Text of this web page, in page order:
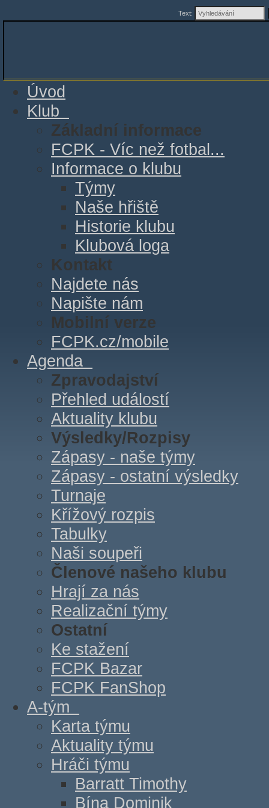
Text:
Úvod
Klub
Základní informace
FCPK - Víc než fotbal...
Informace o klubu
Týmy
Naše hřiště
Historie klubu
Klubová loga
Kontakt
Najdete nás
Napište nám
Mobilní verze
FCPK.cz/mobile
Agenda
Zpravodajství
Přehled událostí
Aktuality klubu
Výsledky/Rozpisy
Zápasy - naše týmy
Zápasy - ostatní výsledky
Turnaje
Křížový rozpis
Tabulky
Naši soupeři
Členové našeho klubu
Hrají za nás
Realizační týmy
Ostatní
Ke stažení
FCPK Bazar
FCPK FanShop
A-tým
Karta týmu
Aktuality týmu
Hráči týmu
Barratt Timothy
Bína Dominik